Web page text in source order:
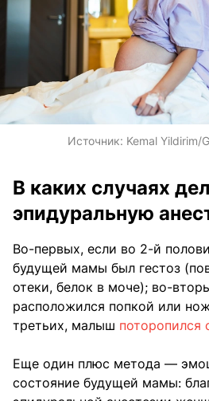
Источник: Kemal Yildirim/
В каких случаях
эпидуральную
Во-первых, если во 2-й
будущей мамы был гестоз
отеки, белок в моче); во-
расположился попкой или
третьих, малыш поторопился
Еще один плюс метода —
состояние будущей мамы: